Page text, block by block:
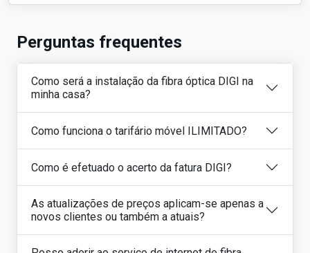
Perguntas frequentes
Como será a instalação da fibra óptica DIGI na
minha casa?
Como funciona o tarifário móvel ILIMITADO?
Como é efetuado o acerto da fatura DIGI?
As atualizações de preços aplicam-se apenas a
novos clientes ou também a atuais?